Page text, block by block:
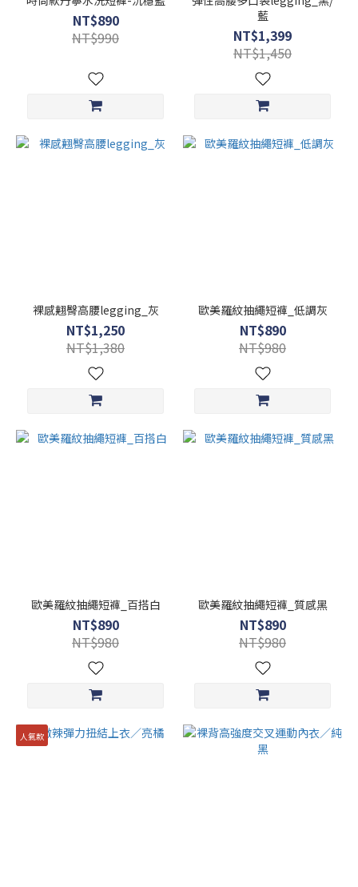
NT$890
NT$990
藍
NT$1,399
NT$1,450
裸感翹臀高腰legging_灰
NT$1,250
NT$1,380
歐美羅紋抽繩短褲_低調灰
NT$890
NT$980
歐美羅紋抽繩短褲_百搭白
NT$890
NT$980
歐美羅紋抽繩短褲_質感黑
NT$890
NT$980
人氣款